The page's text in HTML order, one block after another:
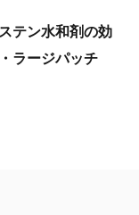
テン水和剤の効
ラージパッチ